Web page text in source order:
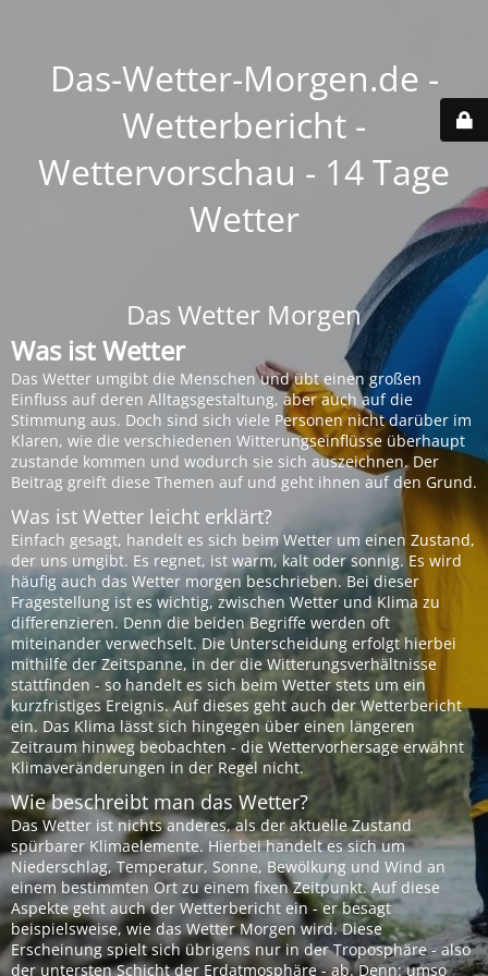
Das-Wetter-Morgen.de -
Wetterbericht -
Wettervorschau - 14 Tage
Wetter
Das Wetter Morgen
Was ist Wetter
Das Wetter umgibt die Menschen und übt einen großen
Einfluss auf deren Alltagsgestaltung, aber auch auf die
Stimmung aus. Doch sind sich viele Personen nicht darüber im
Klaren, wie die verschiedenen Witterungseinflüsse überhaupt
zustande kommen und wodurch sie sich auszeichnen. Der
Beitrag greift diese Themen auf und geht ihnen auf den Grund.
Was ist Wetter leicht erklärt?
Einfach gesagt, handelt es sich beim Wetter um einen Zustand,
der uns umgibt. Es regnet, ist warm, kalt oder sonnig. Es wird
häufig auch das Wetter morgen beschrieben. Bei dieser
Fragestellung ist es wichtig, zwischen Wetter und Klima zu
differenzieren. Denn die beiden Begriffe werden oft
miteinander verwechselt. Die Unterscheidung erfolgt hierbei
mithilfe der Zeitspanne, in der die Witterungsverhältnisse
stattfinden - so handelt es sich beim Wetter stets um ein
kurzfristiges Ereignis. Auf dieses geht auch der Wetterbericht
ein. Das Klima lässt sich hingegen über einen längeren
Zeitraum hinweg beobachten - die Wettervorhersage erwähnt
Klimaveränderungen in der Regel nicht.
Wie beschreibt man das Wetter?
Das Wetter ist nichts anderes, als der aktuelle Zustand
spürbarer Klimaelemente. Hierbei handelt es sich um
Niederschlag, Temperatur, Sonne, Bewölkung und Wind an
einem bestimmten Ort zu einem fixen Zeitpunkt. Auf diese
Aspekte geht auch der Wetterbericht ein - er besagt
beispielsweise, wie das Wetter Morgen wird. Diese
Erscheinung spielt sich übrigens nur in der Troposphäre - also
der untersten Schicht der Erdatmosphäre - ab. Denn: umso